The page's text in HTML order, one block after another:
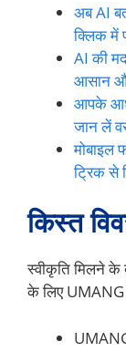
अब AI
क्लिक में
AI की
आसान
आपके
जान लें
मोबाइल
ट्रिक से
किस्त
स्वीकृति मिलने
के लिए UMANG